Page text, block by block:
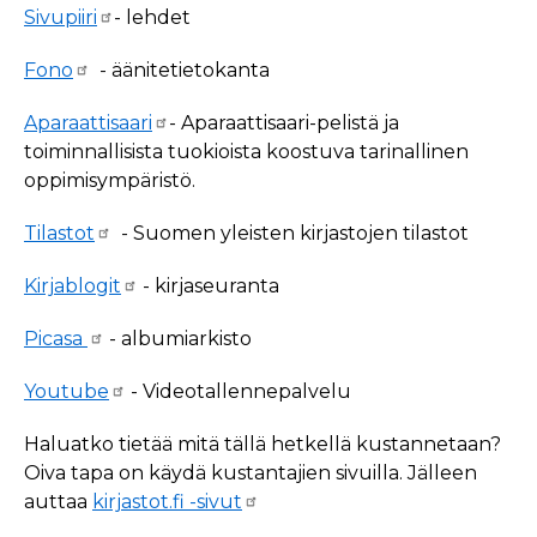
Sivupiiri - lehdet
Fono - äänitetietokanta
Aparaattisaari
- Aparaattisaari-pelistä ja
toiminnallisista tuokioista koostuva tarinallinen
oppimisympäristö.
Tilastot - Suomen yleisten kirjastojen tilastot
Kirjablogit - kirjaseuranta
Picasa - albumiarkisto
Youtube - Videotallennepalvelu
Haluatko tietää mitä tällä hetkellä kustannetaan?
Oiva tapa on käydä kustantajien sivuilla. Jälleen
auttaa kirjastot.fi -sivut